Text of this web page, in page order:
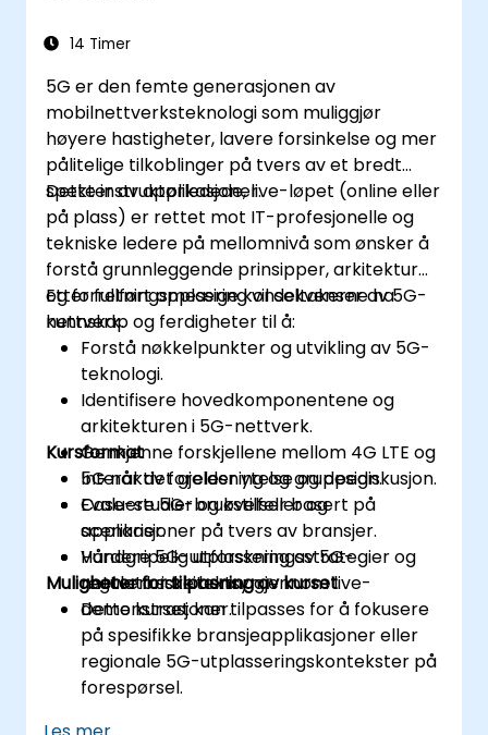
14 Timer
5G er den femte generasjonen av
mobilnettverksteknologi som muliggjør
høyere hastigheter, lavere forsinkelse og mer
pålitelige tilkoblinger på tvers av et bredt
spekter av applikasjoner.
Dette instruktørledede, live-løpet (online eller
på plass) er rettet mot IT-profesjonelle og
tekniske ledere på mellomnivå som ønsker å
forstå grunnleggende prinsipper, arkitektur
og forretningsmessige konsekvenser av 5G-
nettverk.
Etter fullført opplæring vil deltakerne ha
kunnskap og ferdigheter til å:
Forstå nøkkelpunkter og utvikling av 5G-
teknologi.
Identifisere hovedkomponentene og
arkitekturen i 5G-nettverk.
Genkjenne forskjellene mellom 4G LTE og
5G når det gjelder ytelse og design.
Evaluere 5G-brukstilfeller og
applikasjoner på tvers av bransjer.
Vurdere 5G-utplasseringsstrategier og
regulatoriske hensyn.
Kursformat
Interaktiv forelesning og gruppediskusjon.
Case-studier og øvelser basert på
scenarier.
Håndgripelig utforskning av 5G-
nettverksarkitektur gjennom live-
demonstrasjoner.
Muligheter for tilpasning av kurset
Dette kurset kan tilpasses for å fokusere
på spesifikke bransjeapplikasjoner eller
regionale 5G-utplasseringskontekster på
forespørsel.